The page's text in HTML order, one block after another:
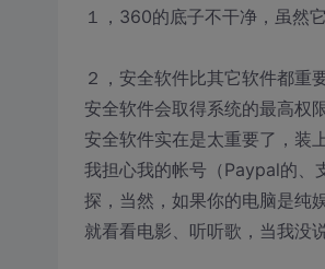
１，360的底子不干净，虽然
２，安全软件比其它软件都重
安全软件会取得系统的最高权
安全软件实在是太重要了，装
我担心我的帐号（Paypal的、
探，当然，如果你的电脑是纯
就看看电影、听听歌，当我没说